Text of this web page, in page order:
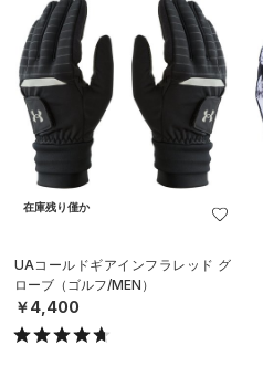
在庫残り僅か
UAコールドギアインフラレッド グ
ローブ（ゴルフ/MEN）
￥4,400